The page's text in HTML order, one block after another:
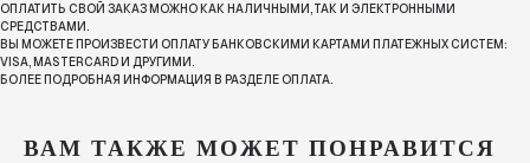
ОПЛАТИТЬ СВОЙ ЗАКАЗ МОЖНО КАК НАЛИЧНЫМИ, ТАК И ЭЛЕКТРОННЫМИ
СРЕДСТВАМИ.
ВЫ МОЖЕТЕ ПРОИЗВЕСТИ ОПЛАТУ БАНКОВСКИМИ КАРТАМИ ПЛАТЕЖНЫХ СИСТЕМ:
VISA, MASTERCARD И ДРУГИМИ.
БОЛЕЕ ПОДРОБНАЯ ИНФОРМАЦИЯ В РАЗДЕЛЕ ОПЛАТА.
ВАМ ТАКЖЕ МОЖЕТ ПОНРАВИТСЯ